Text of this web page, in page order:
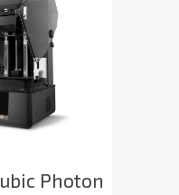
Photon